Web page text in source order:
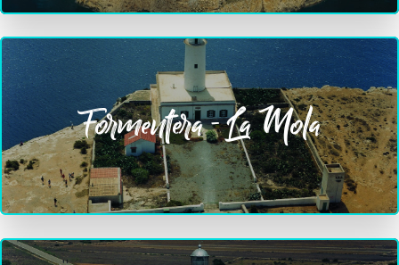
Formentera - La Mola